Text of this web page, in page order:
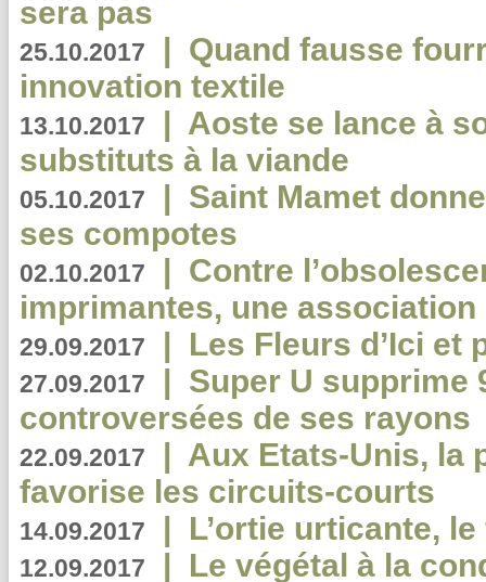
sera pas
25.10.2017 | Quand fausse
innovation textile
13.10.2017 | Aoste se lance à
substituts à la viande
05.10.2017 | Saint Mamet
ses compotes
02.10.2017 | Contre
imprimantes, une
29.09.2017 | Les Fleurs d’Ici et
27.09.2017 | Super U supprime
controversées de ses rayons
22.09.2017 | Aux Etats-Unis, la
favorise les circuits-courts
14.09.2017 | L’ortie urticante,
12.09.2017 | Le végétal à la